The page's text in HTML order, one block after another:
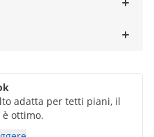
adatta per tetti piani, il
ottimo.